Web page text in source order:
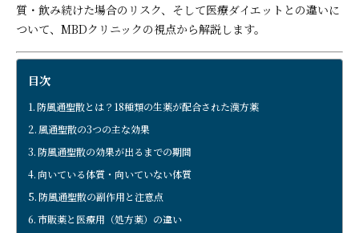
質・飲み続けた場合のリスク、そして医療ダイエットとの違いに
ついて、MBDクリニックの視点から解説します。
目次
防風通聖散とは？18種類の生薬が配合された漢方薬
風通聖散の3つの主な効果
防風通聖散の効果が出るまでの期間
向いている体質・向いていない体質
防風通聖散の副作用と注意点
市販薬と医療用（処方薬）の違い